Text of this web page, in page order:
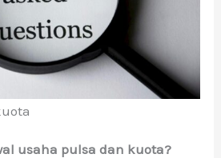
usaha pulsa dan kuota?